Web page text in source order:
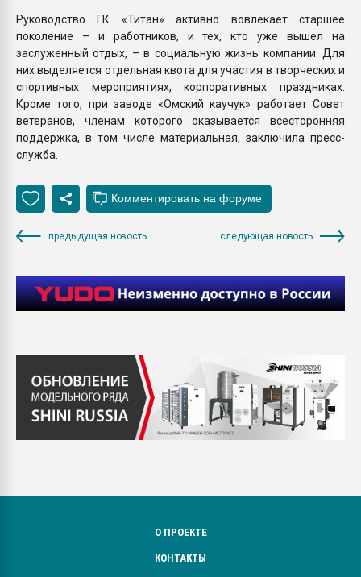
Руководство ГК «Титан» активно вовлекает старшее
поколение – и работников, и тех, кто уже вышел на
заслуженный отдых, – в социальную жизнь компании. Для
них выделяется отдельная квота для участия в творческих и
спортивных мероприятиях, корпоративных праздниках.
Кроме того, при заводе «Омский каучук» работает Совет
ветеранов, членам которого оказывается всесторонняя
поддержка, в том числе материальная, заключила пресс-
служба.
предыдущая новость следующая новость
О ПРОЕКТЕ
КОНТАКТЫ